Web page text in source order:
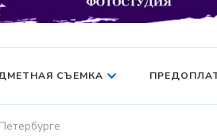
манекен
СЪЕМКА